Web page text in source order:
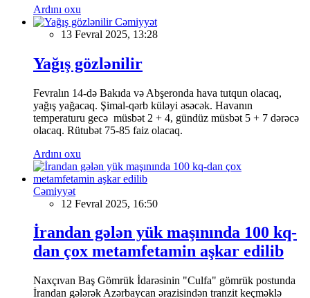
Ardını oxu
Cəmiyyət
13 Fevral 2025, 13:28
Yağış gözlənilir
Fevralın 14-də Bakıda və Abşeronda hava tutqun olacaq,
yağış yağacaq. Şimal-qərb küləyi əsəcək. Havanın
temperaturu gecə müsbət 2 + 4, gündüz müsbət 5 + 7 dərəcə
olacaq. Rütubət 75-85 faiz olacaq.
Ardını oxu
Cəmiyyət
12 Fevral 2025, 16:50
İrandan gələn yük maşınında 100 kq-
dan çox metamfetamin aşkar edilib
Naxçıvan Baş Gömrük İdarəsinin "Culfa" gömrük postunda
İrandan gələrək Azərbaycan ərazisindən tranzit keçməklə